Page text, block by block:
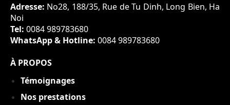
Adresse: No28, 188/35, Rue de Tu Dinh, Long Bien, Ha
Noi
Tel: 0084 989783680
WhatsApp & Hotline: 0084 989783680
À PROPOS
Témoignages
Nos prestations